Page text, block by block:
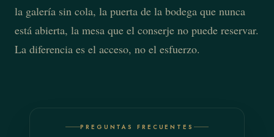
la galería sin cola, la puerta de la bodega que nunca
está abierta, la mesa que el conserje no puede reservar.
La diferencia es el acceso, no el esfuerzo.
PREGUNTAS FRECUENTES